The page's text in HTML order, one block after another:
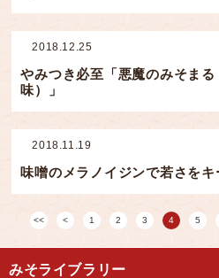
2018.12.25
やみつき必至「悪魔のみそま
味）」
2018.11.19
味噌のメラノイジンで若さをキ
1 2 3 4 5
みそライブラリー